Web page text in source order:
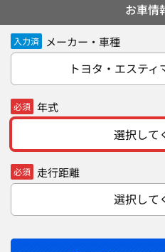
お車情
入力済 メーカー・車種
トヨタ・エステ
必須 年式
選択して
必須 走行距離
選択して